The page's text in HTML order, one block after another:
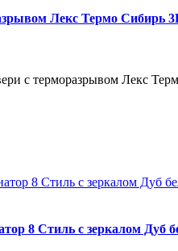
Лекс Термо Сибирь
с терморазрывом Лекс
8 Стиль с зеркалом Дуб